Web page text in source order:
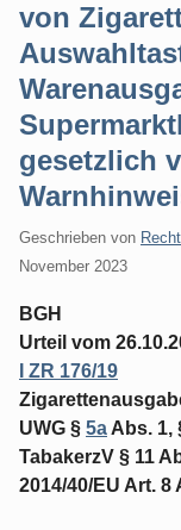
von
gesetzlich
Geschrieben von
November 2023
BGH
Urteil vom
I ZR 176/19
UWG § 5a Abs. 1,
TabakerzV § 11
2014/40/EU Art. 8